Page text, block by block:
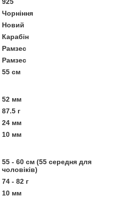
Чорніння
Новий
Карабін
Рамзес
Рамзес
55 см
52 мм
87.5 г
24 мм
10 мм
55 - 60 см (55 середня для
чоловіків)
74 - 82 г
10 мм